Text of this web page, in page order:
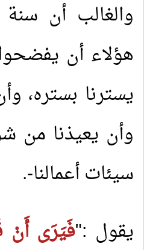
والغالب أن
هؤلاء أن
يسترنا بستره،
وأن يعيذنا من
سيئات أعمالنا-.
يقول :"فَيَرَى أَنْ